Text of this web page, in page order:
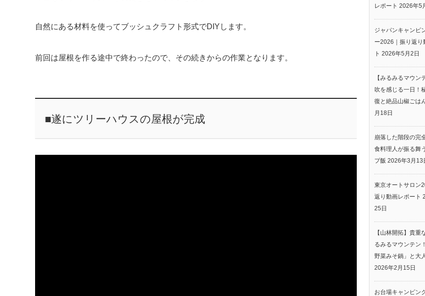
自然にある材料を使ってブッシュクラフト形式でDIYします。
前回は屋根を作る途中で終わったので、その続きからの作業となります。
■遂にツリーハウスの屋根が完成
レポート 2026年5
ジャパンキャンピ
ー2026｜振り返り
ト 2026年5月2日
【みるみるマウン
吹を感じる一日！
復と絶品山椒ごは
月18日
崩落した階段の完
食料理人が振る舞
プ飯 2026年3月13
東京オートサロン
返り動画レポート
25日
【山林開拓】貴重
るみるマウンテン
野菜みそ鍋」と大
2026年2月15日
お台場キャンピン